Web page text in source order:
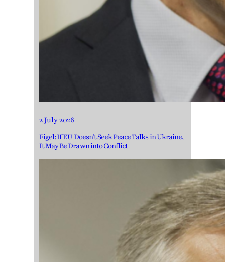
2 July 2026
Figel: If EU Doesn’t Seek Peace Talks in Ukraine,
It May Be Drawn into Conflict